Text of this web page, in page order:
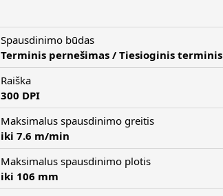
Spausdinimo būdas
Terminis pernešimas / Tiesioginis terminis
Raiška
300 DPI
Maksimalus spausdinimo greitis
iki 7.6 m/min
Maksimalus spausdinimo plotis
iki 106 mm